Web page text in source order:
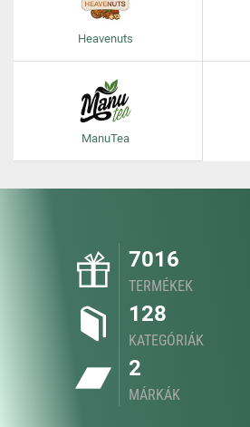
Heavenuts
ManuTea
7016
TERMÉKEK
128
KATEGÓRIÁK
2
MÁRKÁK